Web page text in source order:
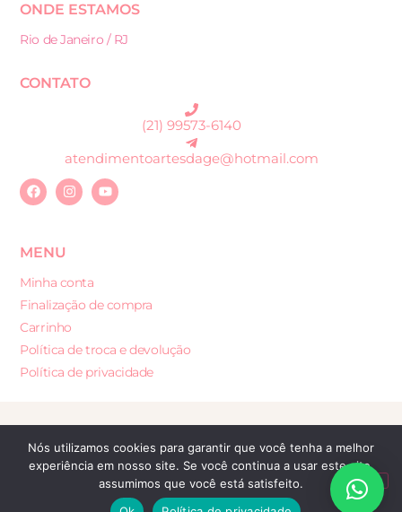
ONDE ESTAMOS
Rio de Janeiro / RJ
CONTATO
(21) 99573-6140
atendimentoartesdage@hotmail.com
MENU
Minha conta
Finalização de compra
Carrinho
Política de troca e devolução
Política de privacidade
Desenvolvido por: Sites e Lojas Virtuais
Nós utilizamos cookies para garantir que você tenha a melhor
experiência em nosso site. Se você continua a usar este site,
assumimos que você está satisfeito.